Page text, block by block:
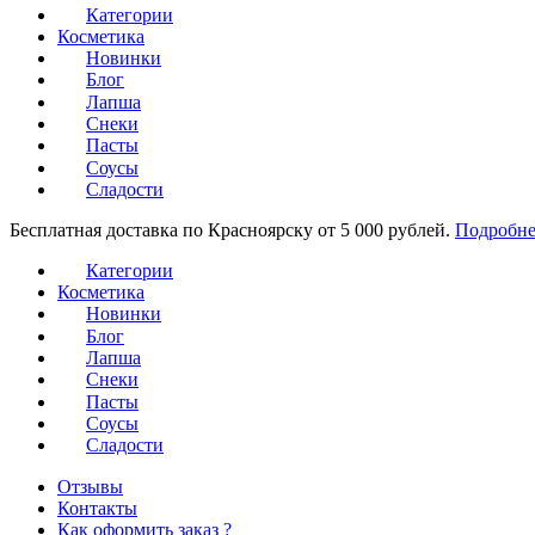
Категории
Косметика
Новинки
Блог
Лапша
Снеки
Пасты
Соусы
Сладости
Бесплатная доставка по Красноярску от 5 000 рублей.
Категории
Косметика
Новинки
Блог
Лапша
Снеки
Пасты
Соусы
Сладости
Отзывы
Контакты
Как оформить заказ ?